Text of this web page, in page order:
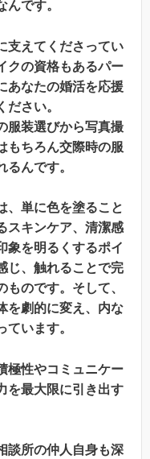
んです。
支えてくださってい
クの資格もあるパー
あなたの婚活を応援
さい。
服装選びから写真撮
もちろん交際時の服
んです。
、単に色を塗ること
スキンケア、清潔感
象を明るくするポイ
じ、触れることで完
のです。そして、
を劇的に変え、内な
います。
極性やコミュニケー
を最大限に引き出す
談所の仲人自身も深